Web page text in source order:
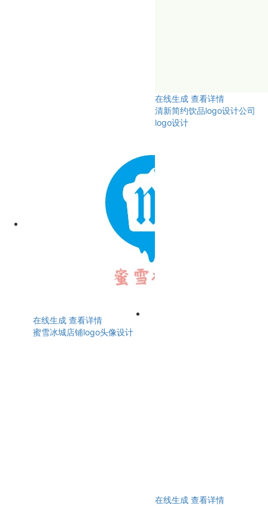
在线生成 查看详情
清新简约饮品logo设计公司
logo设计
在线生成 查看详情
蜜雪冰城店铺logo头像设计
在线生成 查看详情